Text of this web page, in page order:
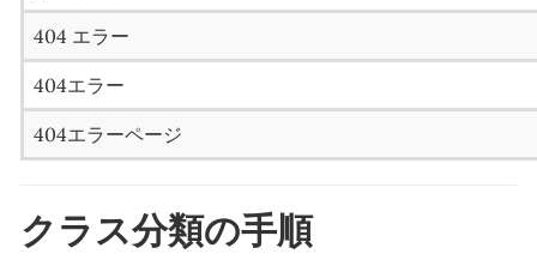
404 エラー
404エラー
404エラーページ
クラス分類の手順